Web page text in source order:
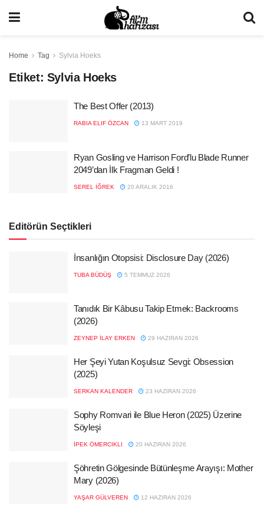
Home Tag Sylvia Hoeks
Etiket: Sylvia Hoeks
The Best Offer (2013)
RABIA ELIF ÖZCAN 13 MART 2019
Ryan Gosling ve Harrison Ford’lu Blade Runner
2049’dan İlk Fragman Geldi !
SEREL İĞREK 20 ARALIK 2016
Editörün Seçtikleri
İnsanlığın Otopsisi: Disclosure Day (2026)
TUBA BÜDÜŞ 5 TEMMUZ 2026
Tanıdık Bir Kâbusu Takip Etmek: Backrooms
(2026)
ZEYNEP İLAY ERKEN 29 HAZIRAN 2026
Her Şeyi Yutan Koşulsuz Sevgi: Obsession
(2025)
SERKAN KALENDER 23 HAZIRAN 2026
Sophy Romvari ile Blue Heron (2025) Üzerine
Söyleşi
İPEK ÖMERCIKLI 20 HAZIRAN 2026
Şöhretin Gölgesinde Bütünleşme Arayışı: Mother
Mary (2026)
YAŞAR GÜLVEREN 12 HAZIRAN 2026